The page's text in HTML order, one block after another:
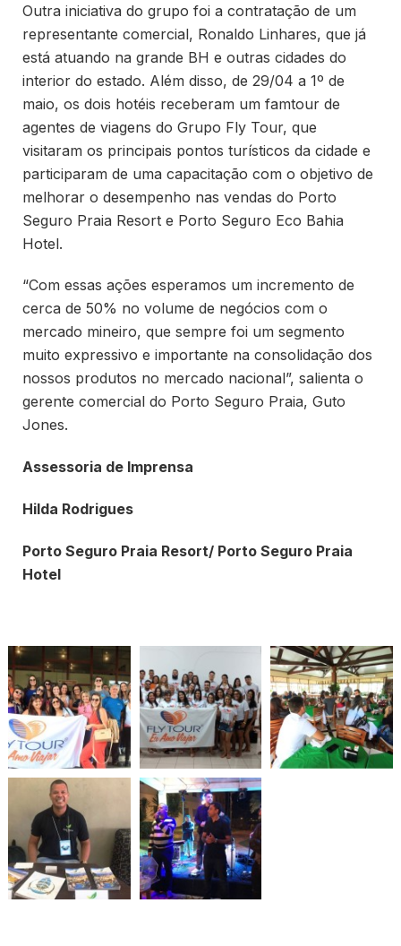
Outra iniciativa do grupo foi a contratação de um
representante comercial, Ronaldo Linhares, que já
está atuando na grande BH e outras cidades do
interior do estado. Além disso, de 29/04 a 1º de
maio, os dois hotéis receberam um famtour de
agentes de viagens do Grupo Fly Tour, que
visitaram os principais pontos turísticos da cidade e
participaram de uma capacitação com o objetivo de
melhorar o desempenho nas vendas do Porto
Seguro Praia Resort e Porto Seguro Eco Bahia
Hotel.
“Com essas ações esperamos um incremento de
cerca de 50% no volume de negócios com o
mercado mineiro, que sempre foi um segmento
muito expressivo e importante na consolidação dos
nossos produtos no mercado nacional”, salienta o
gerente comercial do Porto Seguro Praia, Guto
Jones.
Assessoria de Imprensa
Hilda Rodrigues
Porto Seguro Praia Resort/ Porto Seguro Praia
Hotel